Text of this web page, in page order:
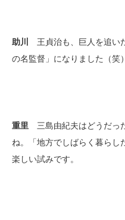
助川
王貞治も、巨人を追い
の名監督」になりました（笑
重里 三島由紀夫はどうだっ
ね。「地方でしばらく暮らし
楽しい試みです。